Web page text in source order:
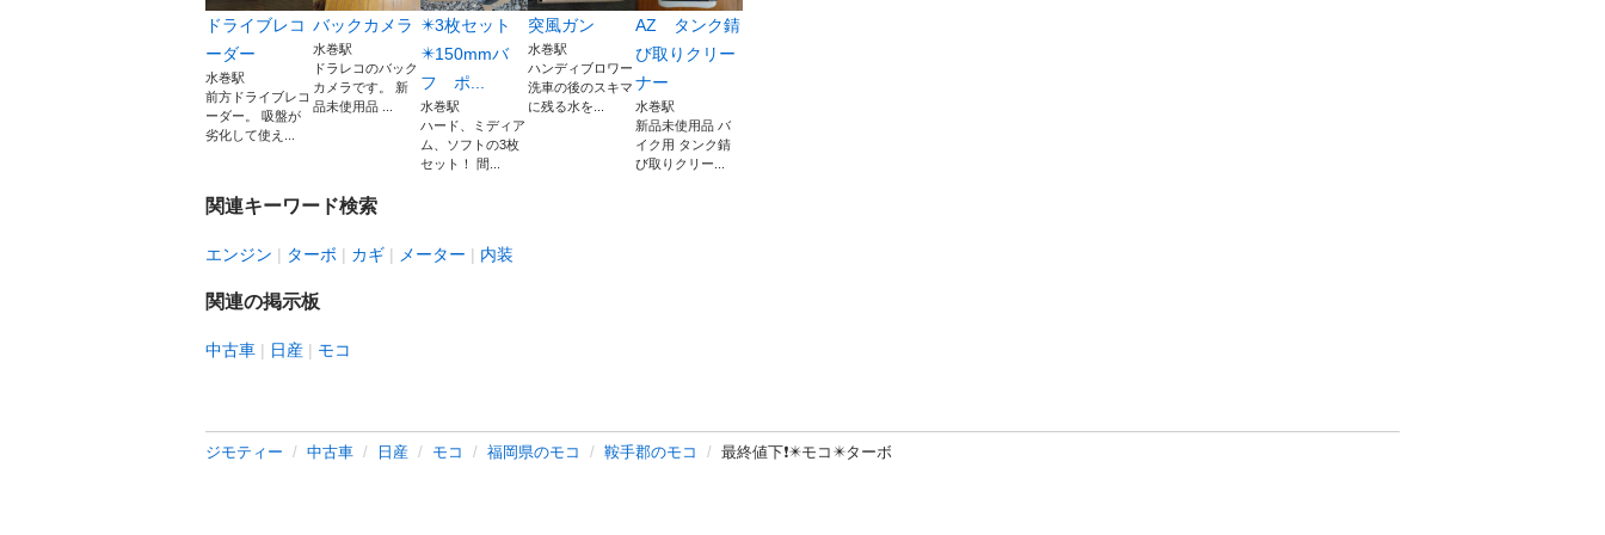
ドライブレコ
ーダー
水巻駅
前方ドライブレコ
ーダー。 吸盤が
劣化して使え...
バックカメラ
水巻駅
ドラレコのバック
カメラです。 新
品未使用品 ...
✴️3枚セット
✴️150mmバ
フ ポ...
水巻駅
ハード、ミディア
ム、ソフトの3枚
セット！ 間...
突風ガン
水巻駅
ハンディブロワー
洗車の後のスキマ
に残る水を...
AZ タンク錆
び取りクリー
ナー
水巻駅
新品未使用品 バ
イク用 タンク錆
び取りクリー...
関連キーワード検索
エンジン ターボ カギ メーター 内装
関連の掲示板
中古車 日産 モコ
ジモティー 中古車 日産 モコ 福岡県のモコ 鞍手郡のモコ 最終値下❗️✴️モコ✴️ターボ